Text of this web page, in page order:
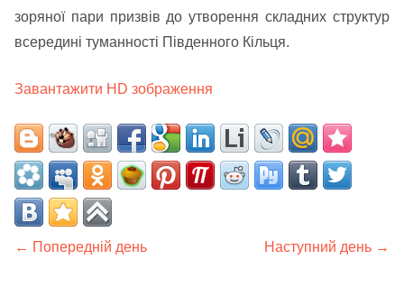
зоряної пари призвів до утворення складних структур
всередині туманності Південного Кільця.
Завантажити HD зображення
← Попередній день Наступний день →